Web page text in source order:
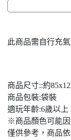
此商品需自行充
商品尺寸::約
商品包裝:袋裝
適玩年齡:6歲以上
※商品顏色可能因
僅供參考，商品